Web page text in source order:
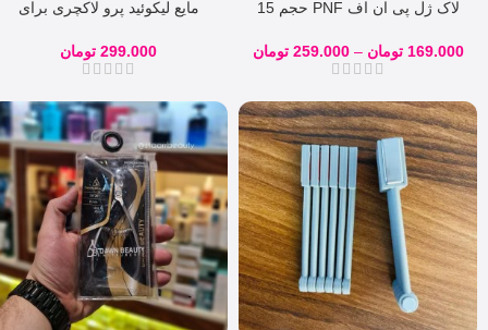
لاک ژل پی ان اف PNF حجم 15
169.000 تومان –
259.000 تومان
مایع لیکوئید پرو لاکچری برای
299.000 تومان